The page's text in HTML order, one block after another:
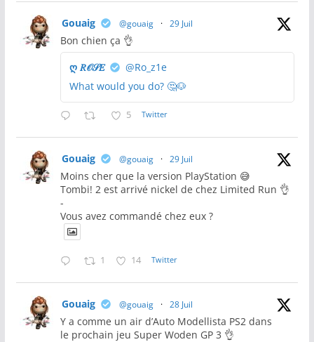
Gouaig @gouaig · 29 Juil
Bon chien ça 👌
ღ 𝑅𝒪𝒮𝐸
@Ro_z1e
What would you do? 🤔🐶
5 Twitter
Gouaig @gouaig · 29 Juil
Moins cher que la version PlayStation 😅
Tombi! 2 est arrivé nickel de chez Limited Run 👌
-
Vous avez commandé chez eux ?
1 14 Twitter
Gouaig @gouaig · 28 Juil
Y a comme un air d’Auto Modellista PS2 dans
le prochain jeu Super Woden GP 3 👌